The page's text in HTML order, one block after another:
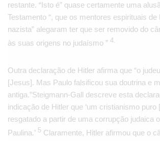
restante. “Isto é” quase certamente uma
Testamento “, que os mentores espirituais de
nazista” alegaram ter que ser removido do
às suas origens no judaísmo ” 4.
Outra declaração de Hitler afirma que “o
[Jesus]. Mas Paulo falsificou sua doutrina e
antiga.”Steigmann-Gall descreve esta
indicação de Hitler que ‘um cristianismo puro
resgatado a partir de uma corrupção judaica
Paulina.’ 5 Claramente, Hitler afirmou que o